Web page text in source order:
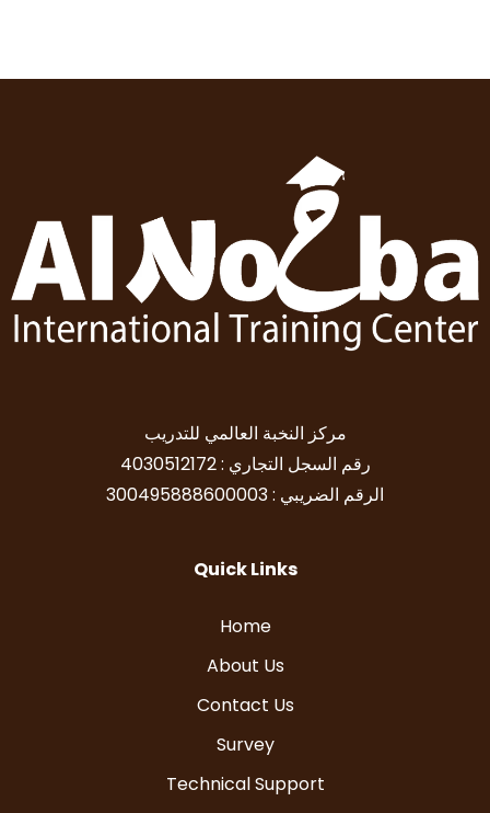
مركز النخبة العالمي للتدريب
رقم السجل التجاري : 4030512172
الرقم الضريبي : 300495888600003
Quick Links
Home
About Us
Contact Us
Survey
Technical Support